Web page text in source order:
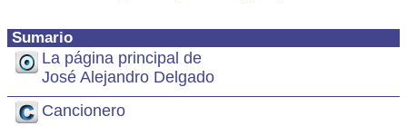
Sumario
La página principal de
José Alejandro Delgado
Cancionero